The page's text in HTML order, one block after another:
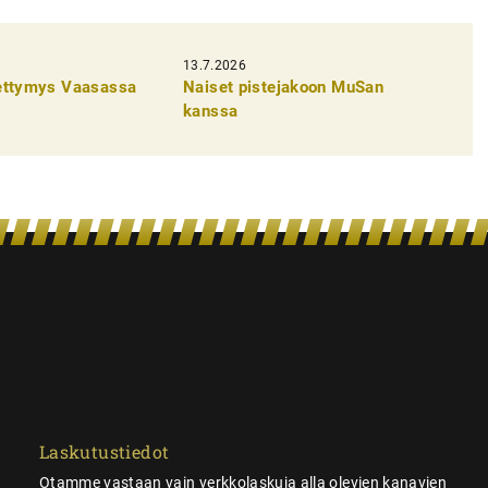
Vaasassa
13.7.2026
Naiset pistejakoon MuSan
kanssa
Laskutustiedot
Otamme vastaan vain verkkolaskuja alla olevien kanavien